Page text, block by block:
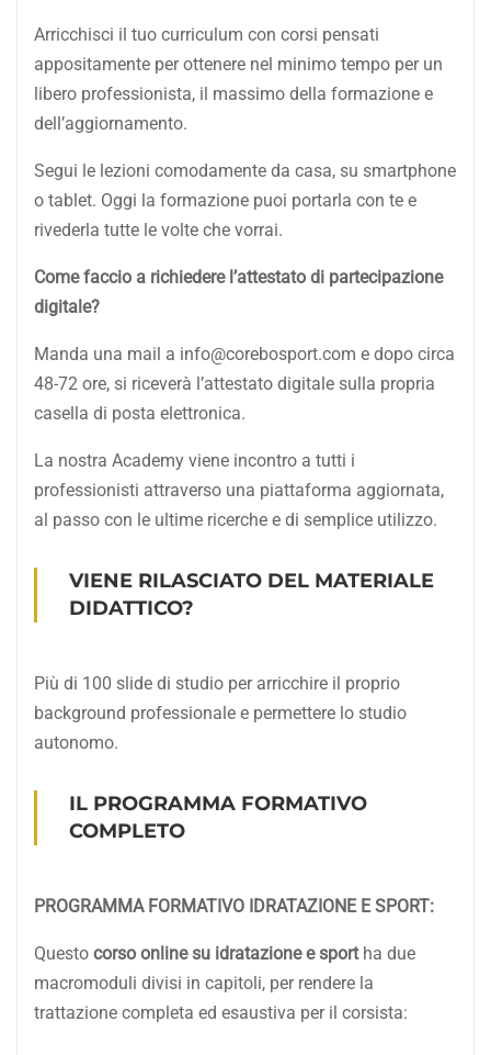
Arricchisci il tuo curriculum con corsi pensati
appositamente per ottenere nel minimo tempo per un
libero professionista, il massimo della formazione e
dell’aggiornamento.
Segui le lezioni comodamente da casa, su smartphone
o tablet. Oggi la formazione puoi portarla con te e
rivederla tutte le volte che vorrai.
Come faccio a richiedere l’attestato di partecipazione
digitale?
Manda una mail a info@corebosport.com e dopo circa
48-72 ore, si riceverà l’attestato digitale sulla propria
casella di posta elettronica.
La nostra Academy viene incontro a tutti i
professionisti attraverso una piattaforma aggiornata,
al passo con le ultime ricerche e di semplice utilizzo.
VIENE RILASCIATO DEL MATERIALE
DIDATTICO?
Più di 100 slide di studio per arricchire il proprio
background professionale e permettere lo studio
autonomo.
IL PROGRAMMA FORMATIVO
COMPLETO
PROGRAMMA FORMATIVO IDRATAZIONE E SPORT:
Questo corso online su idratazione e sportha due
macromoduli divisi in capitoli, per rendere la
trattazione completa ed esaustiva per il corsista: